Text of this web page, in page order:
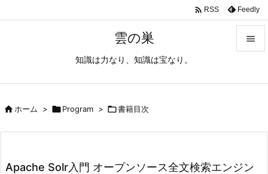
雲の巣
知識は力なり、知識は宝なり。

次へ
 RSS Feedly
ホーム > Program > 書籍目次
Apache Solr入門 オープンソース全文検索エンジン